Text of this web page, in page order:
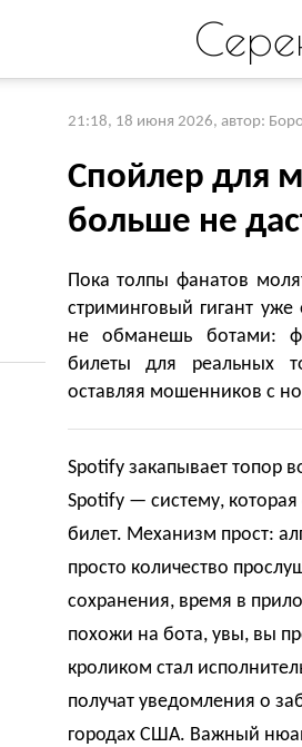
21:18, 18 июня 2026, автор:
Спойлер для
больше не
Пока толпы фанатов
стриминговый гигант
не обманешь ботами:
билеты для реальных
оставляя мошенников с
Spotify закапывает топор
Spotify — систему,
билет. Механизм прост:
просто количество
сохранения, время в
похожи на бота, увы, вы
кроликом стал
получат уведомления о
городах США. Важный